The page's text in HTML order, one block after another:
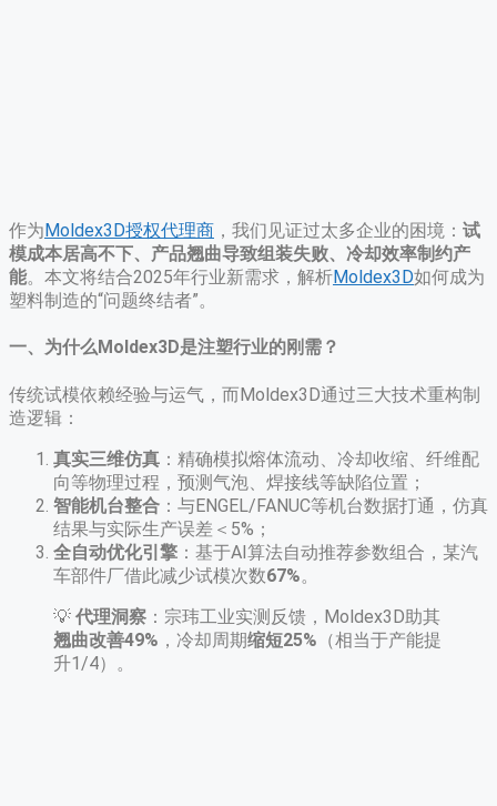
作为Moldex3D授权代理商 ，我们见证过太多企业的困境：​ 试
模成本居高不下、产品翘曲导致组装失败、冷却效率制约产
能。本文将结合2025年行业新需求，解析Moldex3D如何成为
塑料制造的“问题终结者”。
一、为什么Moldex3D是注塑行业的刚需？​
传统试模依赖经验与运气，而Moldex3D通过三大技术重构制
造逻辑：
真实三维仿真 ​：精确模拟熔体流动、冷却收缩、纤维配
向等物理过程，预测气泡、焊接线等缺陷位置；
智能机台整合 ​：与ENGEL/FANUC等机台数据打通，仿真
结果与实际生产误差＜5%；
全自动优化引擎 ​：基于AI算法自动推荐参数组合，某汽
车部件厂借此减少试模次数67%​​。
💡 ​ 代理洞察 ​：宗玮工业实测反馈，Moldex3D助其
翘曲改善49%​ ，冷却周期缩短25%​ ​（相当于产能提
升1/4）
。